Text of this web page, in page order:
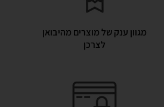
מגוון ענק של מוצרים מהיבואן
לצרכן